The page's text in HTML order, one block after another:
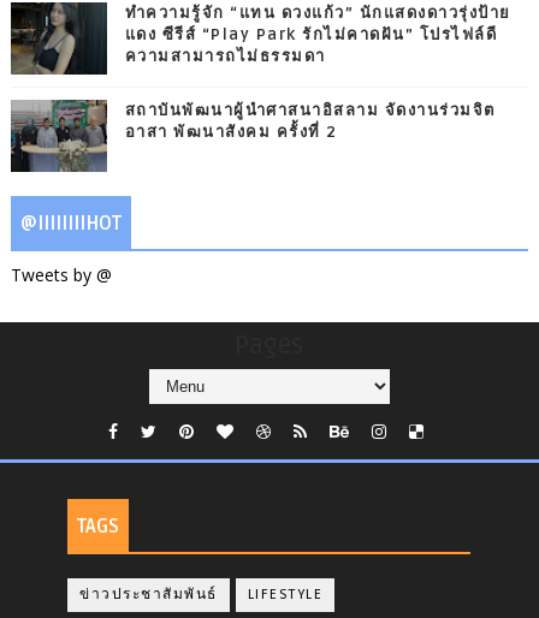
ทำความรู้จัก “แทน ดวงแก้ว” นักแสดงดาวรุ่งป้าย
แดง ซีรีส์ “Play Park รักไม่คาดฝัน” โปรไฟล์ดี
ความสามารถไม่ธรรมดา
สถาบันพัฒนาผู้นำศาสนาอิสลาม จัดงานร่วมจิต
อาสา พัฒนาสังคม ครั้งที่ 2
@IIIIIIIIHOT
Tweets by @
TAGS
ข่าวประชาสัมพันธ์ LIFESTYLE